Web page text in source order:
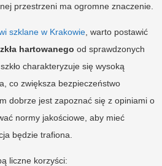
przestrzeni ma ogromne znaczenie.
szklane w Krakowie , warto postawić
hartowanego od sprawdzonych
charakteryzuje się wysoką
co zwiększa bezpieczeństwo
dobrze jest zapoznać się z opiniami o
normy jakościowe, aby mieć
będzie trafiona.
liczne korzyści: